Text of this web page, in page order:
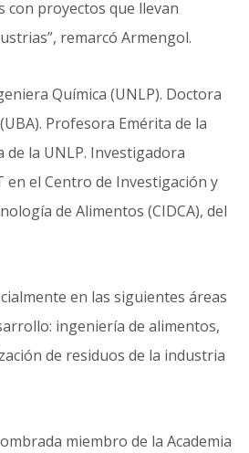
proyectos que llevan
remarcó Armengol.
Química (UNLP). Doctora
Profesora Emérita de la
de la UNLP. Investigadora
en el Centro de Investigación y
de Alimentos (CIDCA), del
en las siguientes áreas
ingeniería de alimentos,
de residuos de la industria
miembro de la Academia